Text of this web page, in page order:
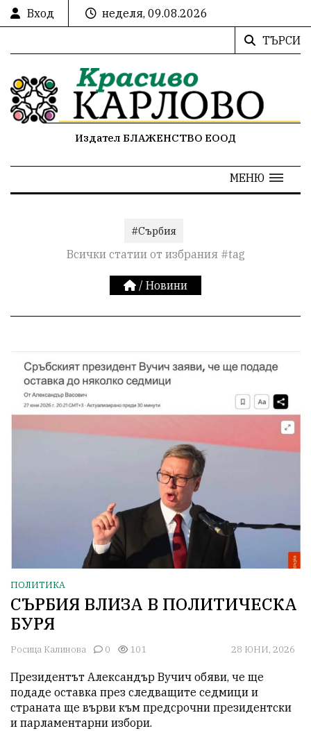
Вход
неделя, 09.08.2026
ТЪРСИ
Издател БЛАЖЕНСТВО ЕООД
МЕНЮ
#Сърбия
Всички статии от избрания #tag
/ Новини
ПОЛИТИКА
СЪРБИЯ ВЛИЗА В ПОЛИТИЧЕСКА
БУРЯ
Росица Калинова 0 101 28 ЮНИ, 2026
Президентът Александър Вучич обяви, че ще
подаде оставка през следващите седмици и
страната ще върви към предсрочни президентски
и парламентарни избори.